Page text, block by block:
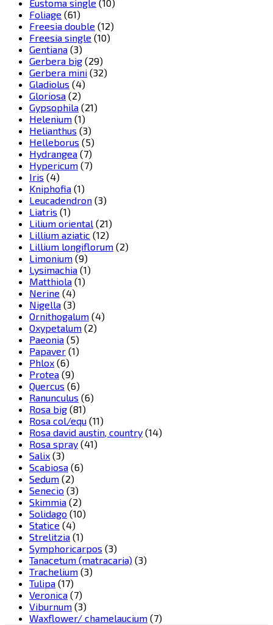
Eustoma single (10)
Foliage (61)
Freesia double (12)
Freesia single (10)
Gentiana (3)
Gerbera big (29)
Gerbera mini (32)
Gladiolus (4)
Gloriosa (2)
Gypsophila (21)
Helenium (1)
Helianthus (3)
Helleborus (5)
Hydrangea (7)
Hypericum (7)
Iris (4)
Kniphofia (1)
Leucadendron (3)
Liatris (1)
Lilium oriental (21)
Lillium aziatic (12)
Lillium longiflorum (2)
Limonium (9)
Lysimachia (1)
Matthiola (1)
Nerine (4)
Nigella (3)
Ornithogalum (4)
Oxypetalum (2)
Paeonia (5)
Papaver (1)
Phlox (6)
Protea (9)
Quercus (6)
Ranunculus (6)
Rosa big (81)
Rosa col/equ (11)
Rosa david austin, country (14)
Rosa spray (41)
Salix (3)
Scabiosa (6)
Sedum (2)
Senecio (3)
Skimmia (2)
Solidago (10)
Statice (4)
Strelitzia (1)
Symphoricarpos (3)
Tanacetum (matracaria) (3)
Trachelium (3)
Tulipa (17)
Veronica (7)
Viburnum (3)
Waxflower/ chamelaucium (7)